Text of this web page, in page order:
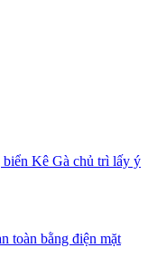
Kê Gà chủ trì lấy ý
toàn bằng điện mặt